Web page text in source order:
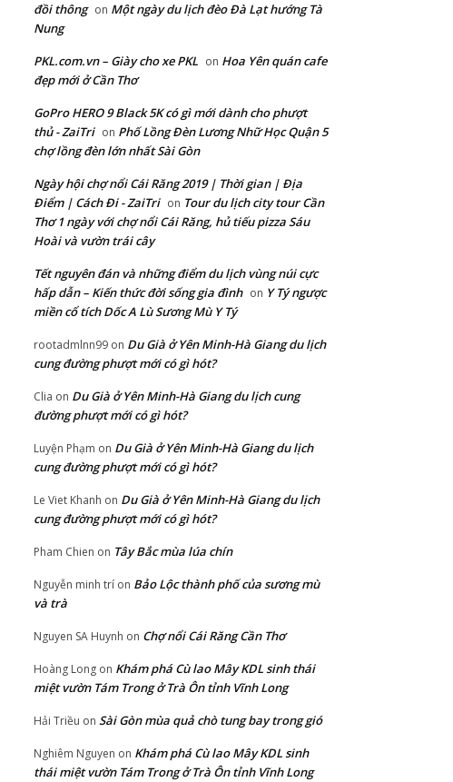
đồi thông on Một ngày du lịch đèo Đà Lạt hướng Tà
Nung
PKL.com.vn – Giày cho xe PKL on Hoa Yên quán cafe
đẹp mới ở Cần Thơ
GoPro HERO 9 Black 5K có gì mới dành cho phượt
thủ - ZaiTri on Phố Lồng Đèn Lương Nhữ Học Quận 5
chợ lồng đèn lớn nhất Sài Gòn
Ngày hội chợ nổi Cái Răng 2019 | Thời gian | Địa
Điểm | Cách Đi - ZaiTri on Tour du lịch city tour Cần
Thơ 1 ngày với chợ nổi Cái Răng, hủ tiếu pizza Sáu
Hoài và vườn trái cây
Tết nguyên đán và những điểm du lịch vùng núi cực
hấp dẫn – Kiến thức đời sống gia đình on Y Tý ngược
miền cổ tích Dốc A Lù Sương Mù Y Tý
rootadmlnn99 on Du Già ở Yên Minh-Hà Giang du lịch
cung đường phượt mới có gì hót?
Clia on Du Già ở Yên Minh-Hà Giang du lịch cung
đường phượt mới có gì hót?
Luyện Phạm on Du Già ở Yên Minh-Hà Giang du lịch
cung đường phượt mới có gì hót?
Le Viet Khanh on Du Già ở Yên Minh-Hà Giang du lịch
cung đường phượt mới có gì hót?
‎Pham Chien on Tây Bắc mùa lúa chín
Nguyễn minh trí on Bảo Lộc thành phố của sương mù
và trà
Nguyen SA Huynh on Chợ nổi Cái Răng Cần Thơ
Hoàng Long on Khám phá Cù lao Mây KDL sinh thái
miệt vườn Tám Trong ở Trà Ôn tỉnh Vĩnh Long
Hải Triều on Sài Gòn mùa quả chò tung bay trong gió
Nghiêm Nguyen on Khám phá Cù lao Mây KDL sinh
thái miệt vườn Tám Trong ở Trà Ôn tỉnh Vĩnh Long